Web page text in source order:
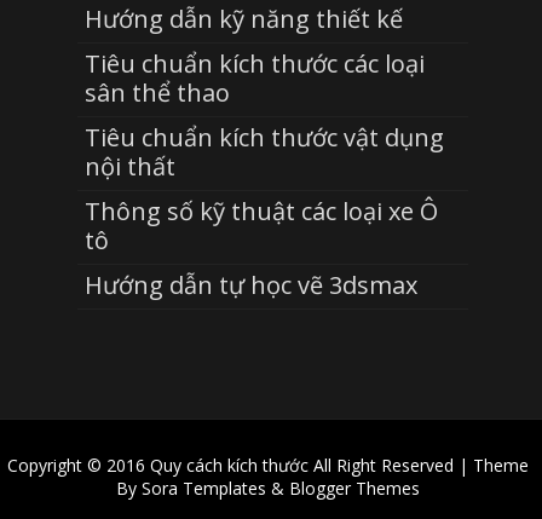
Hướng dẫn kỹ năng thiết kế
Tiêu chuẩn kích thước các loại
sân thể thao
Tiêu chuẩn kích thước vật dụng
nội thất
Thông số kỹ thuật các loại xe Ô
tô
Hướng dẫn tự học vẽ 3dsmax
Copyright © 2016 Quy cách kích thướcAll Right Reserved | Theme
By Sora Templates & Blogger Themes